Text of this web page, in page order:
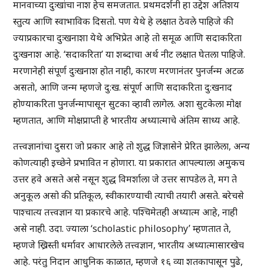
मानवाच्या दुःखांचा नाश हेच समजतात. प्रथमदर्शनी हा उद्देश अतिशय
स्तुत्य आणि स्वाभाविक दिसतो. पण येथे हे लक्षात ठेवले पाहिजे की
ज्याप्रकारचा दुःखनाशा येथे अभिप्रेत आहे तो समूळ आणि सदाकरिता
दुःखनाश आहे. ‘सदाकरिता’ या शब्दाचा अर्थ नीट लक्षात घेतला पाहिजे.
मरणानेही संपूर्ण दुःखनाश होत नाही, कारण मरणानंतर पुनर्जन्म अटळ
असतो, आणि जन्म म्हणजे दु:ख. संपूर्ण आणि सदाकरिता दु:खनाद
होण्याकरिता पुनर्जन्मापासून सुटका व्हावी लागेल. अशा सुटकेला मोक्ष
म्हणतात, आणि मोक्षप्राप्ती हे भारतीय अध्यात्माचे अंतिम साध्य आहे.
तत्त्वज्ञानांचा दुसरा जो प्रकार आहे तो शुद्ध जिज्ञासेने प्रेरित झालेला, अन्य
कोणत्याही इच्छेने प्रभावित न होणारा. या प्रकारात आपल्याला अमुकच
उत्तर हवे असते असे नसून शुद्ध विमर्शाला जे उत्तर सापडेल ते, मग ते
अनुकूल असो की प्रतिकूल, स्वीकारण्याची त्याची तयारी असते. बरेचसे
पाश्चात्य तत्त्वज्ञान या प्रकारचे आहे. पश्चिमेतही अध्यात्म आहे, नाही
असे नाही. उदा. ज्याला ‘scholastic philosophy’ म्हणतात ते,
म्हणजे ख्रिस्ती धर्मावर आधारलेले तत्त्वज्ञान, भारतीय अध्यात्मासारखेच
आहे. परंतु निदान आधुनिक काळात, म्हणजे १६ व्या शतकापासून पुढे,